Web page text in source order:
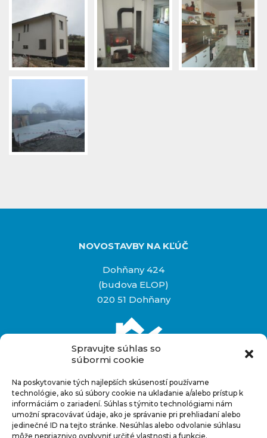
Spravujte súhlas so
súbormi cookie
Na poskytovanie tých najlepších skúseností používame
technológie, ako sú súbory cookie na ukladanie a/alebo prístup k
informáciám o zariadení. Súhlas s týmito technológiami nám
umožní spracovávať údaje, ako je správanie pri prehliadaní alebo
jedinečné ID na tejto stránke. Nesúhlas alebo odvolanie súhlasu
môže nepriaznivo ovplyvniť určité vlastnosti a funkcie.
NOVOSTAVBY NA KĽÚČ
Dohňany 424
(budova ELOP)
020 51 Dohňany
Rýchly kontakt
+421 948 927 880
info@novostavbynakluc.sk